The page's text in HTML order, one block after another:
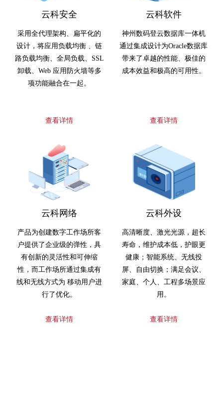
云科安全
采用全代理架构、扁平化的
设计，将应用负载均衡 、链
路负载均衡、全局负载、SSL
卸载、Web 应用防火墙等多
项功能融合在一起。
查看详情
云科软件
神州数码登云数据库一体机
通过集成设计为Oracle数据库
带来了卓越的性能、极佳的
成本效益和极高的可用性。
查看详情
云科网络
产品为创建数字工作场所客
户提供了企业级的弹性，具
有创新的灵活性和可伸缩
性，而工作场所通过集成有
线和无线方式为 移动用户进
行了优化。
查看详情
云科外设
高清晰度、激光光源，超长
寿命，维护成本低，护眼更
健康；智能系统、无线投
屏、自由切换；满足会议、
家庭、个人、工程多场景应
用。
查看详情